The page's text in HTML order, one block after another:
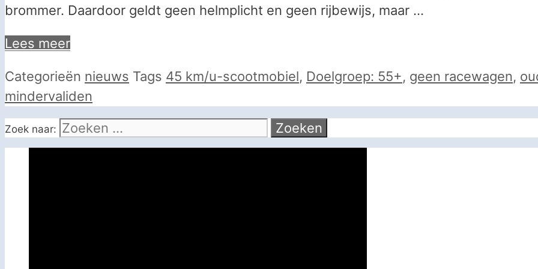
brommer. Daardoor geldt geen helmplicht en geen rijbewijs, maar …
Lees meer
Categorieën nieuws Tags 45 km/u-scootmobiel, Doelgroep: 55+, geen racewagen,
mindervaliden
Zoek naar: